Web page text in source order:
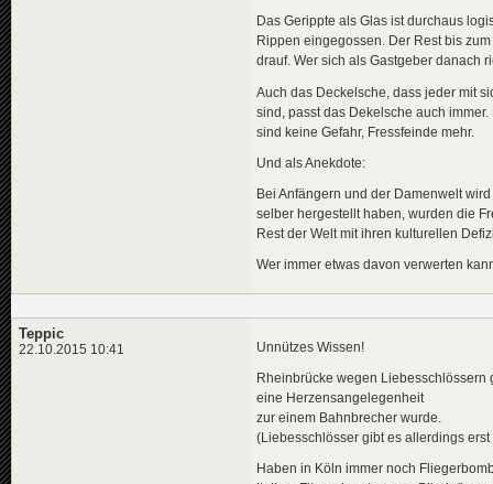
Das Gerippte als Glas ist durchaus
Rippen eingegossen. Der Rest bis
drauf. Wer sich als Gastgeber danach
Auch das Deckelsche, dass jeder mit
sind, passt das Dekelsche auch
sind keine Gefahr, Fressfeinde mehr.
Und als Anekdote:
Bei Anfängern und der Damenwelt
selber hergestellt haben, wurden die
Rest der Welt mit ihren kulturellen
Wer immer etwas davon verwerten
Teppic
22.10.2015 10:41 Unnützes Wissen!
Rheinbrücke wegen Liebesschlössern
eine Herzensangelegenheit
zur einem Bahnbrecher wurde.
(Liebesschlösser gibt es allerdings
Haben in Köln immer noch